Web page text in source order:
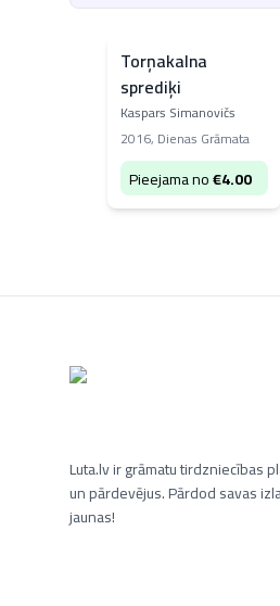
Torņakalna
sprediķi
Kaspars Simanovičs
2016, Dienas Grāmata
Pieejama no€4.00
Luta.lv ir grāmatu tirdzniecības
un pārdevējus. Pārdod savas
jaunas!